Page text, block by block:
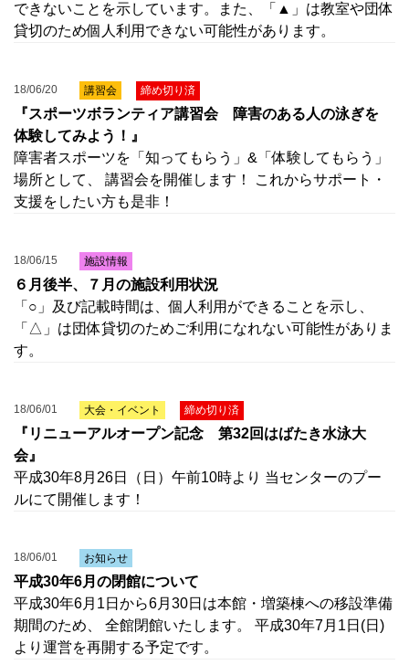
できないことを示しています。また、「▲」は教室や団体
貸切のため個人利用できない可能性があります。
18/06/20 講習会 締め切り済
『スポーツボランティア講習会 障害のある人の泳ぎを
体験してみよう！』
障害者スポーツを「知ってもらう」&「体験してもらう」
場所として、 講習会を開催します！ これからサポート・
支援をしたい方も是非！
18/06/15 施設情報
６月後半、７月の施設利用状況
「○」及び記載時間は、個人利用ができることを示し、
「△」は団体貸切のためご利用になれない可能性がありま
す。
18/06/01 大会・イベント 締め切り済
『リニューアルオープン記念 第32回はばたき水泳大
会』
平成30年8月26日（日）午前10時より 当センターのプー
ルにて開催します！
18/06/01 お知らせ
平成30年6月の閉館について
平成30年6月1日から6月30日は本館・増築棟への移設準備
期間のため、 全館閉館いたします。 平成30年7月1日(日)
より運営を再開する予定です。